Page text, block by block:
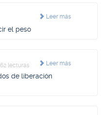
Leer más
el peso
Leer más
lecturas
de liberación